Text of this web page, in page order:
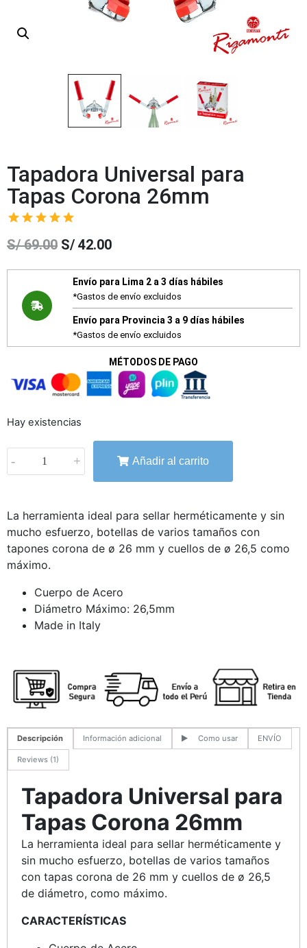
Tapadora Universal para
Tapas Corona 26mm
S/69.00 S/ 42.00
Envío para Lima 2 a 3 días hábiles
*Gastos de envío excluidos
Envío para Provincia 3 a 9 días hábiles
*Gastos de envío excluidos
MÉTODOS DE PAGO
Hay existencias
- + Añadir al carrito
La herramienta ideal para sellar herméticamente y sin
mucho esfuerzo, botellas de varios tamaños con
tapones corona de ø 26 mm y cuellos de ø 26,5 como
máximo.
Cuerpo de Acero
Diámetro Máximo: 26,5mm
Made in Italy
Descripción Información adicional Como usar ENVÍO
Reviews (1)
Tapadora Universal para
Tapas Corona 26mm
La herramienta ideal para sellar herméticamente y
sin mucho esfuerzo, botellas de varios tamaños
con tapas corona de 26 mm y cuellos de ø 26,5
de diámetro, como máximo.
CARACTERÍSTICAS